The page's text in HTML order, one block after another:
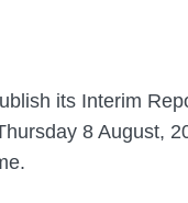
its Interim
8 August,